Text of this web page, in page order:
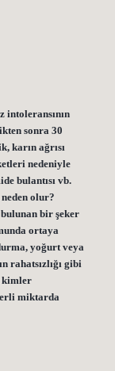
intoleransının
sonra 30
karın ağrısı
nedeniyle
bulantısı vb.
olur?
bir şeker
ortaya
yoğurt veya
rahatsızlığı gibi
kimler
miktarda